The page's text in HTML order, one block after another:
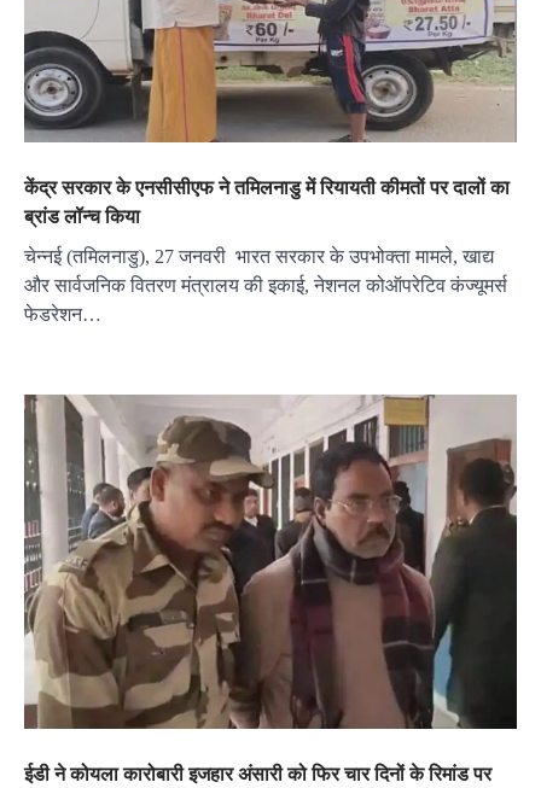
केंद्र सरकार के एनसीसीएफ ने तमिलनाडु में रियायती कीमतों पर दालों का
ब्रांड लॉन्च किया
चेन्नई (तमिलनाडु), 27 जनवरी भारत सरकार के उपभोक्ता मामले, खाद्य
और सार्वजनिक वितरण मंत्रालय की इकाई, नेशनल कोऑपरेटिव कंज्यूमर्स
फेडरेशन…
ईडी ने कोयला कारोबारी इजहार अंसारी को फिर चार दिनों के रिमांड पर